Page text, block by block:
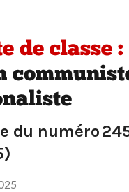
de classe :
du numéro